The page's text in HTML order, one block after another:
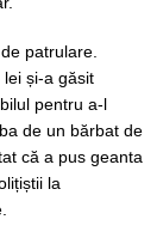
patrulare.
și-a găsit
pentru a-l
de un bărbat de
că a pus geanta
la